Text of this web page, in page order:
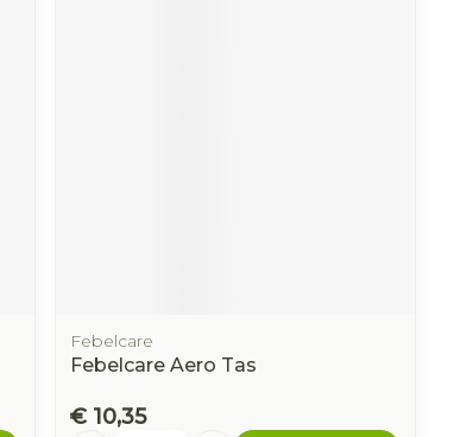
Febelcare
Febelcare Aero Tas
€ 10,35